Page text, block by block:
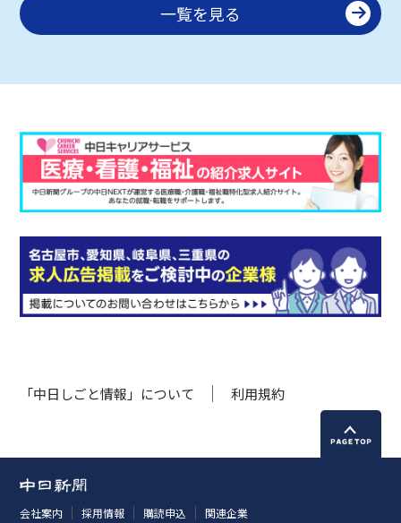
一覧を見る
「中日しごと情報」について 利用規約
会社案内 採用情報 購読申込 関連企業